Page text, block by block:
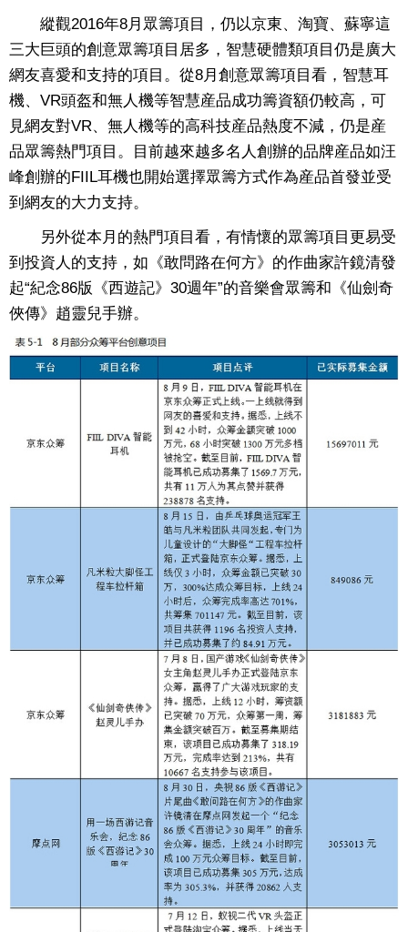
縱觀2016年8月眾籌項目，仍以京東、淘寶、蘇寧這
三大巨頭的創意眾籌項目居多，智慧硬體類項目仍是廣大
網友喜愛和支持的項目。從8月創意眾籌項目看，智慧耳
機、VR頭盔和無人機等智慧産品成功籌資額仍較高，可
見網友對VR、無人機等的高科技産品熱度不減，仍是産
品眾籌熱門項目。目前越來越多名人創辦的品牌産品如汪
峰創辦的FIIL耳機也開始選擇眾籌方式作為産品首發並受
到網友的大力支持。
另外從本月的熱門項目看，有情懷的眾籌項目更易受
到投資人的支持，如《敢問路在何方》的作曲家許鏡清發
起“紀念86版《西遊記》30週年”的音樂會眾籌和《仙劍奇
俠傳》趙靈兒手辦。